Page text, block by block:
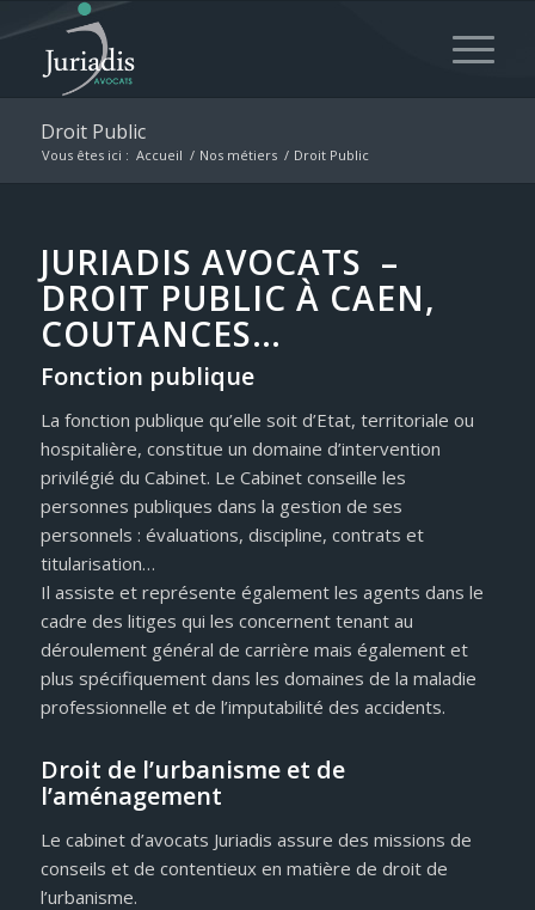
Droit Public
Vous êtes ici : Accueil / Nos métiers / Droit Public
JURIADIS AVOCATS –
DROIT PUBLIC À CAEN,
COUTANCES…
Fonction publique
La fonction publique qu’elle soit d’Etat, territoriale ou
hospitalière, constitue un domaine d’intervention
privilégié du Cabinet. Le Cabinet conseille les
personnes publiques dans la gestion de ses
personnels : évaluations, discipline, contrats et
titularisation…
Il assiste et représente également les agents dans le
cadre des litiges qui les concernent tenant au
déroulement général de carrière mais également et
plus spécifiquement dans les domaines de la maladie
professionnelle et de l’imputabilité des accidents.
Droit de l’urbanisme et de
l’aménagement
Le cabinet d’avocats Juriadis assure des missions de
conseils et de contentieux en matière de droit de
l’urbanisme.